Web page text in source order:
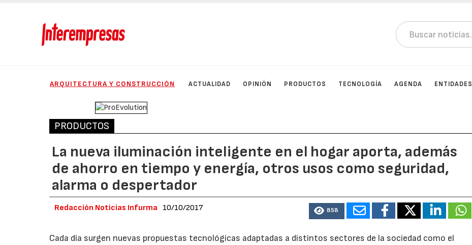
ARQUITECTURA Y CONSTRUCCIÓN ACTUALIDAD OPINIÓN PRODUCTOS TECNOLOGÍA AGENDA ENTIDADES
PRODUCTOS
La nueva iluminación inteligente en el hogar aporta, además
de ahorro en tiempo y energía, otros usos como seguridad,
alarma o despertador
Redacción Noticias Infurma 10/10/2017 858
Cada día surgen nuevas propuestas tecnológicas adaptadas a distintos sectores de la sociedad como el